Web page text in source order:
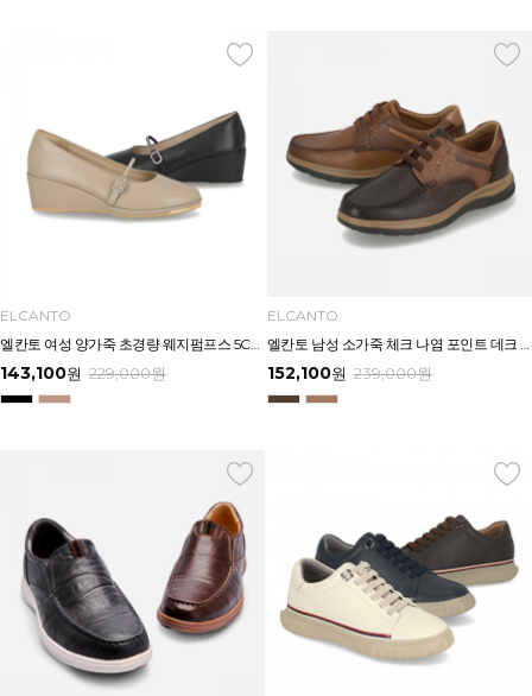
ELCANTO
엘칸토 여성 양가죽 초경량 웨지펌프스 5CM LCWD39U613
143,100원 229,000원
ELCANTO
152,100원 239,000원